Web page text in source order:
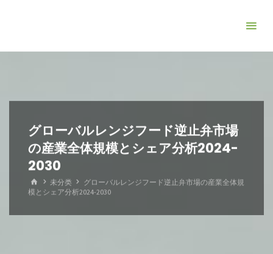
グローバルレンジフード逆止弁市場
の産業全体規模とシェア分析2024-
2030
ホ
ー
未分类
グローバルレンジフード逆止弁市場の産業全体規
模とシェア分析2024-2030